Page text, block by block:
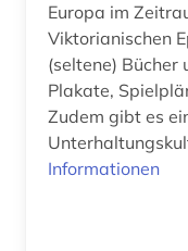
Europa im
Viktorianischen
(seltene) Bücher
Plakate,
Zudem gibt es
Informationen